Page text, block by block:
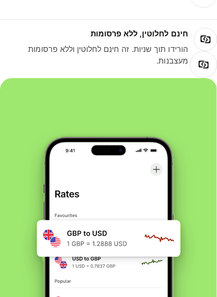
חינם לחלוטין, ללא פרסומות
הורידו תוך שניות. זה חינם לחלוטין וללא פרסומות
מעצבנות.